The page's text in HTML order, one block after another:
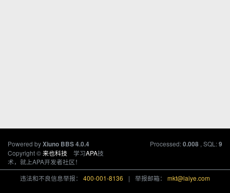
Powered byXiuno BBS4.0.4
Copyright ©来也科技 学习APA技
术，就上APA开发者社区！
Processed:0.008 , SQL:9
违法和不良信息举报： 400-001-8136 | 举报邮箱： mkt@laiye.com